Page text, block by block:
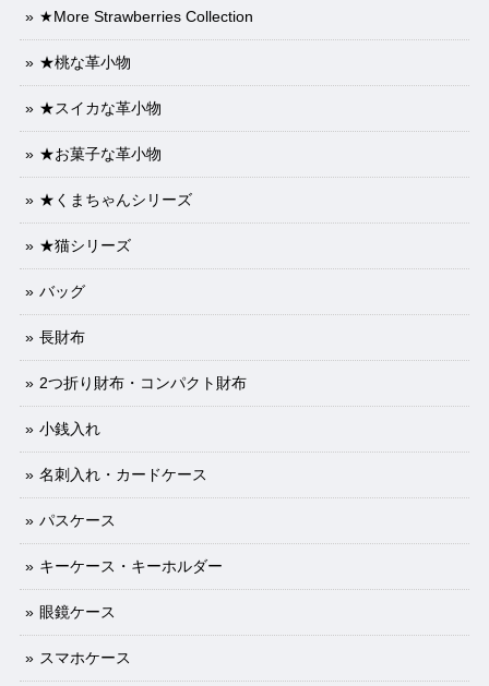
★More Strawberries Collection
★桃な革小物
★スイカな革小物
★お菓子な革小物
★くまちゃんシリーズ
★猫シリーズ
バッグ
長財布
2つ折り財布・コンパクト財布
小銭入れ
名刺入れ・カードケース
パスケース
キーケース・キーホルダー
眼鏡ケース
スマホケース